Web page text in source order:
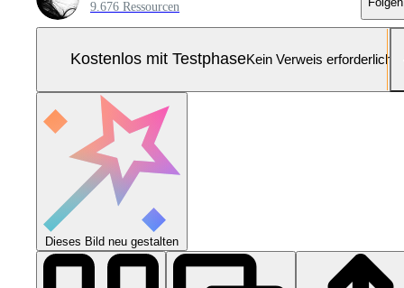
9.676 Ressourcen
Kostenlos mit TestphaseKein Verweis erforderlich
Dieses Bild neu gestalten